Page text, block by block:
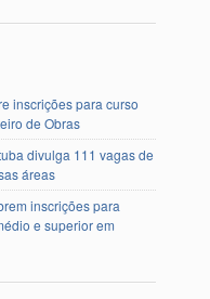
inscrições para curso
de Obras
divulga 111 vagas de
áreas
inscrições para
e superior em